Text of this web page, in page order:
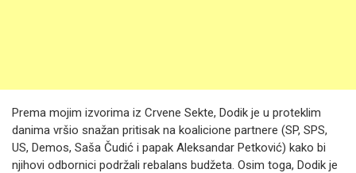
Prema mojim izvorima iz Crvene Sekte, Dodik je u proteklim
danima vršio snažan pritisak na koalicione partnere (SP, SPS,
US, Demos, Saša Čudić i papak Aleksandar Petković) kako bi
njihovi odbornici podržali rebalans budžeta. Osim toga, Dodik je